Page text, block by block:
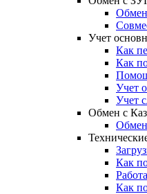
Обмен
Учет
Как
Как
Учет
Учет
Обмен с
Обмен
Как
Как